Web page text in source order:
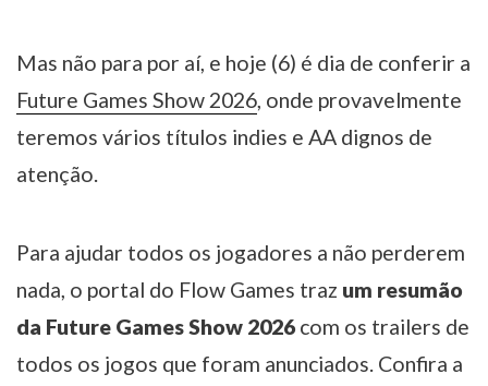
Mas não para por aí, e hoje (6) é dia de conferir a
Future Games Show 2026, onde provavelmente
teremos vários títulos indies e AA dignos de
atenção.
Para ajudar todos os jogadores a não perderem
nada, o portal do Flow Games traz um resumão
da Future Games Show 2026 com os trailers de
todos os jogos que foram anunciados. Confira a